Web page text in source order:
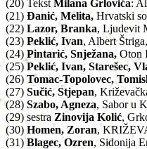
(20) Tekst Milana Grlovića:
(21) Đanić, Melita, Hrvatski
(22) Lazor, Branka, Ljudevit
(23) Peklić, Ivan, Albert
(24) Pintarić, Snježana, Oton
(25) Peklić, Ivan, Starešec,
(26) Tomac-Topolovec,
(27) Sučić, Stjepan,
(28) Szabo, Agneza, Sabor u
(29) sestra Zinovija Kolić,
(30) Homen, Zoran,
(31) Blagec, Ozren, Sidonija